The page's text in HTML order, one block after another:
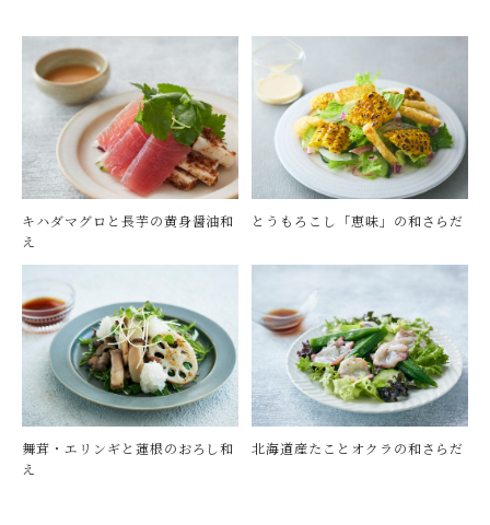
キハダマグロと長芋の黄身醤油和
え
とうもろこし「恵味」の和さらだ
舞茸・エリンギと蓮根のおろし和
え
北海道産たことオクラの和さらだ